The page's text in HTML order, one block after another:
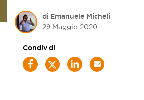
di Emanuele Micheli
29 Maggio 2020
Condividi